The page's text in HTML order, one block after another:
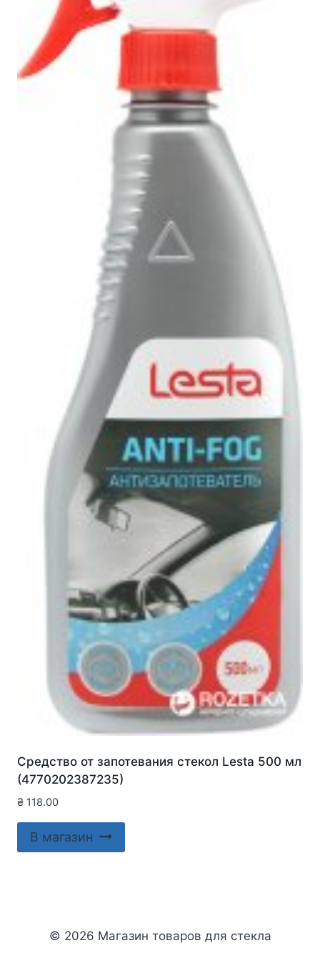
Средство от запотевания стекол Lesta 500 мл
(4770202387235)
₴ 118.00
В магазин
© 2026 Магазин товаров для стекла